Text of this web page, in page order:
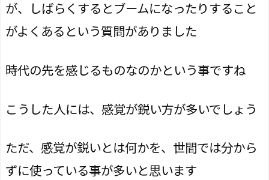
が、しばらくするとブームになったりすること
がよくあるという質問がありました
時代の先を感じるものなのかという事ですね
こうした人には、感覚が鋭い方が多いでしょう
ただ、感覚が鋭いとは何かを、世間では分から
ずに使っている事が多いと思います